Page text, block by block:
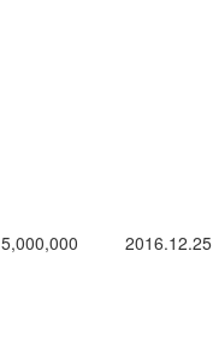
5,000,000 2016.12.25